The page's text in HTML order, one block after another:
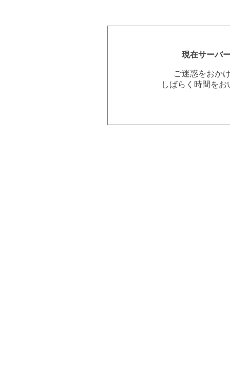
現在サーバ
ご迷惑をおか
しばらく時間を